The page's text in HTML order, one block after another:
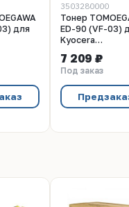
для
кг)
3503280000
Тонер
ED-90 (VF-03)
Kyocera
желтый (1 кг)
7 209 ₽
Под заказ